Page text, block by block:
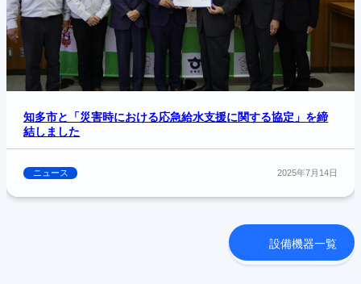
知多市と「災害時における応急給水支援に関する協定」を締
結しました
ニュース 2025年7月14日
設備機器一覧